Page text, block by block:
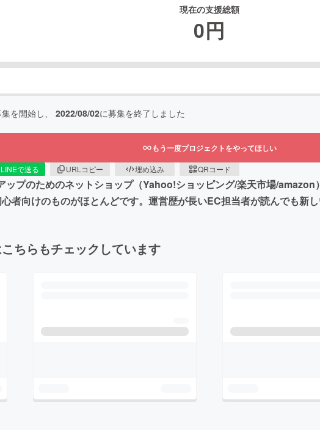
現在の支援総額
0円
を開始し、 2022/08/02に募集を終了しました
もう一度プロジェクトをやってほしい
LINEで送る URLコピー 埋め込み QRコード
ップのためのネットショップ（Yahoo!ショッピング/楽天市場/
者向けのものがほとんどです。運営歴が長いEC担当者が読んでも新
ちらもチェックしています